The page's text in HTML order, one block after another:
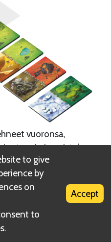
vuoronsa,
nurin ja poistakaa ne
4 uutta dominoa
ylöspäin.
to give
by
on
to
Accept